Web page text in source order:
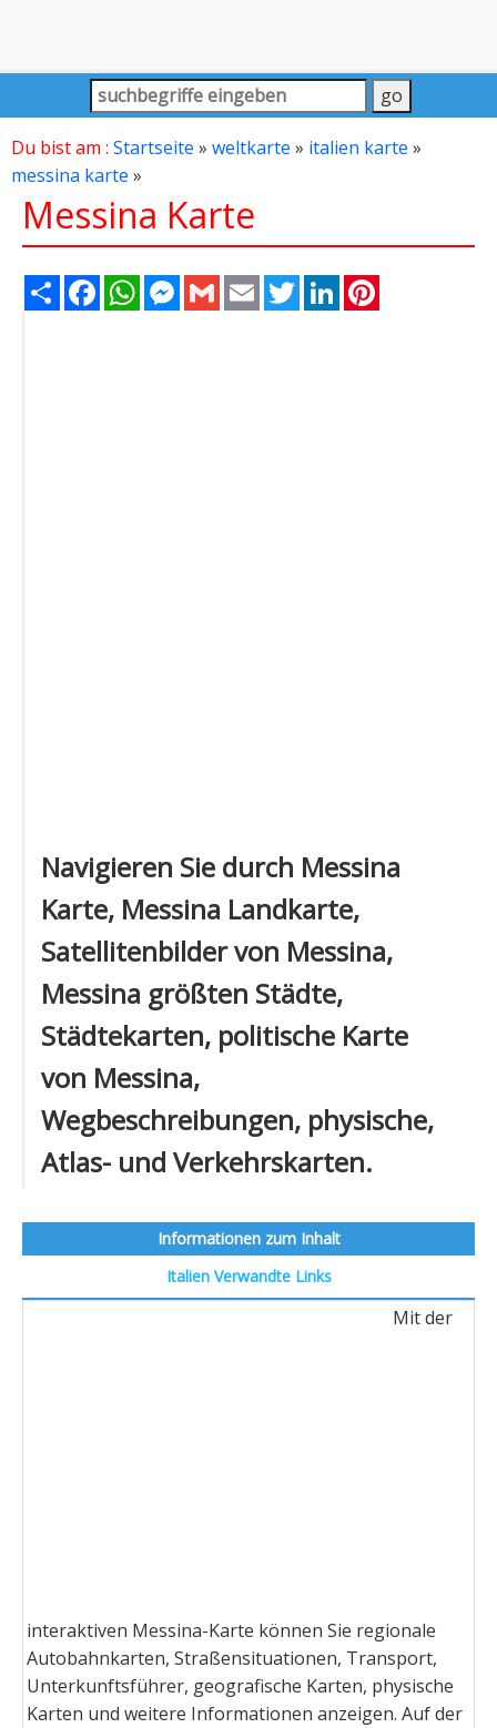
Du bist am : Startseite » weltkarte » italien karte »
messina karte »
Messina Karte
Share FacebookWhatsAppMessenger
Gmail Email TwitterLinkedIn
Navigieren Sie durch Messina
Karte, Messina Landkarte,
Satellitenbilder von Messina,
Messina größten Städte,
Städtekarten, politische Karte
von Messina,
Wegbeschreibungen, physische,
Atlas- und Verkehrskarten.
Informationen zum Inhalt
ItalienVerwandte Links
Mit der
interaktiven Messina-Karte können Sie regionale
Autobahnkarten, Straßensituationen, Transport,
Unterkunftsführer, geografische Karten, physische
Karten und weitere Informationen anzeigen. Auf der